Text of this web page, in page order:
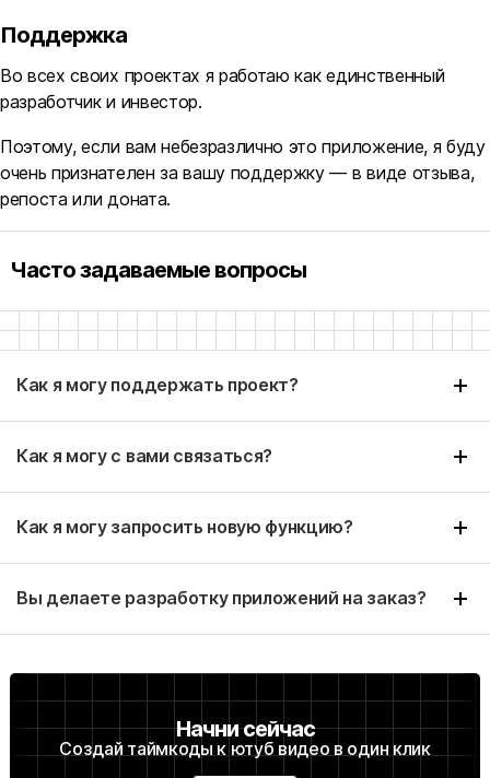
Поддержка
Во всех своих проектах я работаю как единственный
разработчик и инвестор.
Поэтому, если вам небезразлично это приложение, я буду
очень признателен за вашу поддержку — в виде отзыва,
репоста или доната.
Часто задаваемые вопросы
Как я могу поддержать проект?
Как я могу с вами связаться?
Как я могу запросить новую функцию?
Вы делаете разработку приложений на заказ?
Начни сейчас
Создай таймкоды к ютуб видео в один клик